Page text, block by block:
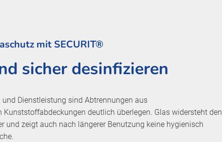
mit SECURIT®
sicher desinfizieren
Dienstleistung sind Abtrennungen aus
Kunststoffabdeckungen deutlich überlegen. Glas widersteht den
und zeigt auch nach längerer Benutzung keine hygienisch